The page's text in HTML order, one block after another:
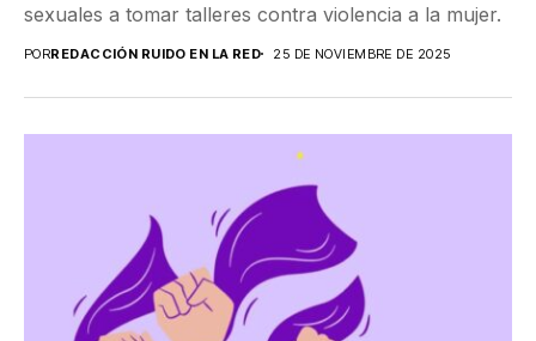
sexuales a tomar talleres contra violencia a la mujer.
PORREDACCIÓN RUIDO EN LA RED 25 DE NOVIEMBRE DE 2025